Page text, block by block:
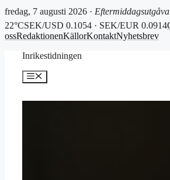
fredag, 7 augusti 2026 · Eftermiddagsutgåva
22°CSEK/USD 0.1054 · SEK/EUR 0.0914
ossRedaktionenKällorKontaktNyhetsbrev
Inrikestidningen
Meny